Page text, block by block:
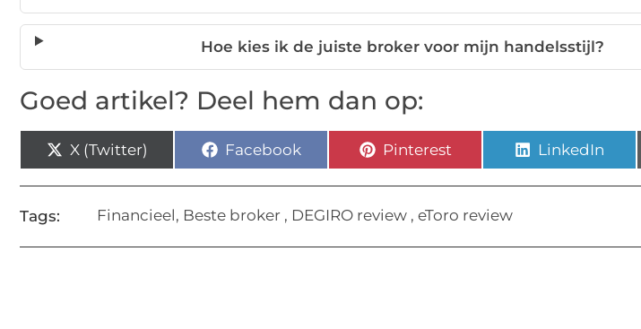
Hoe kies ik de juiste broker voor mijn handelsstijl?
Goed artikel? Deel hem dan op:
X (Twitter) Facebook Pinterest LinkedIn
Tags: Financieel, Beste broker , DEGIRO review , eToro review